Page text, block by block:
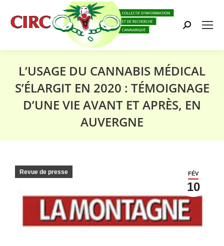
Search:
L’USAGE DU CANNABIS MÉDICAL
S’ÉLARGIT EN 2020 : TÉMOIGNAGE
D’UNE VIE AVANT ET APRÈS, EN
AUVERGNE
FÉV
10
Revue de presse